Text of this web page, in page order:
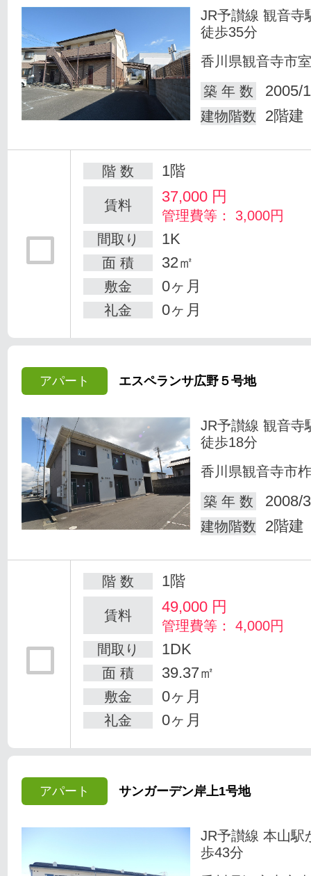
JR予讃線 観音寺
徒歩35分
香川県観音寺市
築 年 数
2005/
建物階数 2階建
階 数 1階
賃料 37,000 円
管理費等： 3,000円
間取り
1K
面 積 32㎡
敷金 0ヶ月
礼金 0ヶ月
アパート エスペランサ広野５号地
JR予讃線 観音寺
徒歩18分
香川県観音寺市
築 年 数
2008/
建物階数 2階建
階 数 1階
賃料 49,000 円
管理費等： 4,000円
間取り
1DK
面 積 39.37㎡
敷金 0ヶ月
礼金 0ヶ月
アパート サンガーデン岸上1号地
JR予讃線 本山駅
歩43分